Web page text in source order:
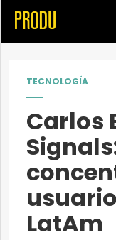
TECNOLOGÍA
Carlos
LatAm